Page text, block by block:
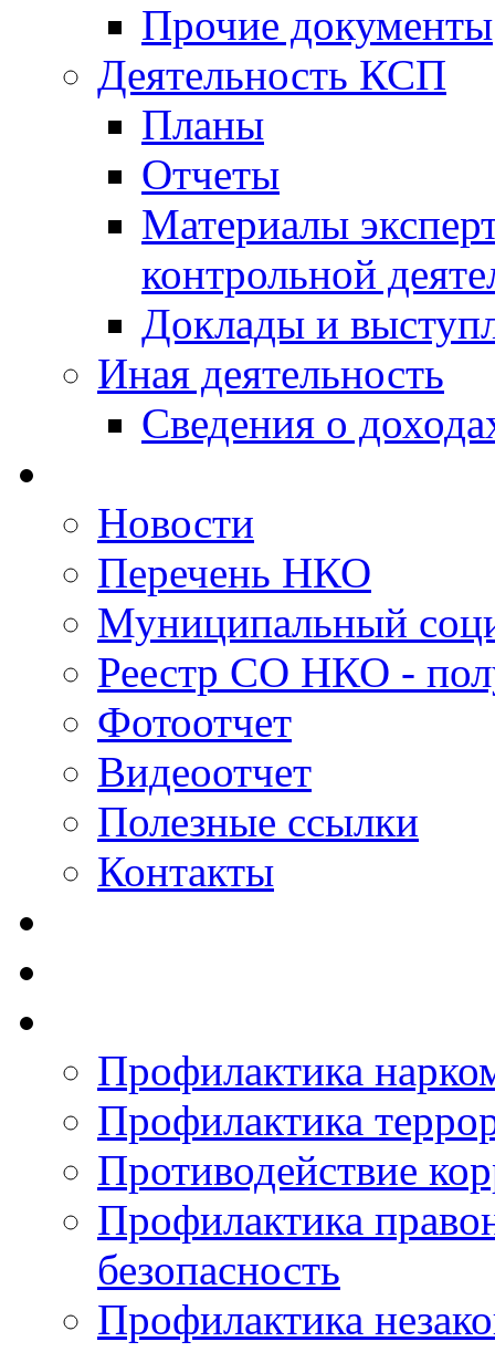
Прочие документы
Деятельность КСП
Планы
Отчеты
Материалы
контрольной
Доклады и
Иная деятельность
Сведения о
Новости
Перечень НКО
Муниципальный
Реестр СО НКО -
Фотоотчет
Видеоотчет
Полезные ссылки
Контакты
Профилактика
Профилактика
Противодействие
Профилактика
безопасность
Профилактика